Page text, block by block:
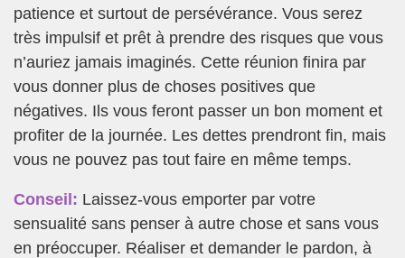
patience et surtout de persévérance. Vous serez
très impulsif et prêt à prendre des risques que vous
n’auriez jamais imaginés. Cette réunion finira par
vous donner plus de choses positives que
négatives. Ils vous feront passer un bon moment et
profiter de la journée. Les dettes prendront fin, mais
vous ne pouvez pas tout faire en même temps.
Conseil: Laissez-vous emporter par votre
sensualité sans penser à autre chose et sans vous
en préoccuper. Réaliser et demander le pardon, à